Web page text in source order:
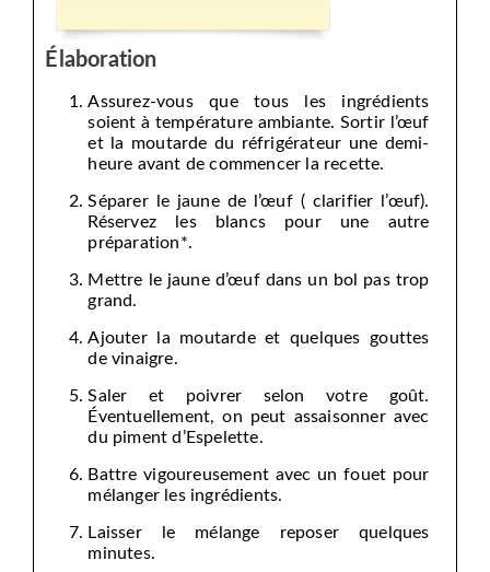
Élaboration
Assurez-vous que tous les ingrédients
soient à température ambiante. Sortir l’œuf
et la moutarde du réfrigérateur une demi-
heure avant de commencer la recette.
Séparer le jaune de l’œuf ( clarifier l’œuf).
Réservez les blancs pour une autre
préparation*.
Mettre le jaune d’œuf dans un bol pas trop
grand.
Ajouter la moutarde et quelques gouttes
de vinaigre.
Saler et poivrer selon votre goût.
Éventuellement, on peut assaisonner avec
du piment d’Espelette.
Battre vigoureusement avec un fouet pour
mélanger les ingrédients.
Laisser le mélange reposer quelques
minutes.